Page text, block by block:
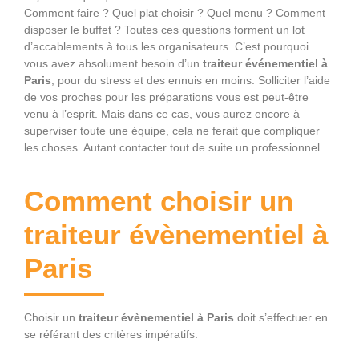
Comment faire ? Quel plat choisir ? Quel menu ? Comment
disposer le buffet ? Toutes ces questions forment un lot
d’accablements à tous les organisateurs. C’est pourquoi
vous avez absolument besoin d’un traiteur événementiel à
Paris , pour du stress et des ennuis en moins. Solliciter l’aide
de vos proches pour les préparations vous est peut-être
venu à l’esprit. Mais dans ce cas, vous aurez encore à
superviser toute une équipe, cela ne ferait que compliquer
les choses. Autant contacter tout de suite un professionnel.
Comment choisir un
traiteur évènementiel à
Paris
Choisir un traiteur évènementiel à Paris doit s’effectuer en
se référant des critères impératifs.